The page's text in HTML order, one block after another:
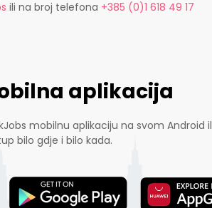
ili na broj telefona +385 (0)1 618 49 17
aplikacija
mobilnu aplikaciju na svom Android
bilo gdje i bilo kada.